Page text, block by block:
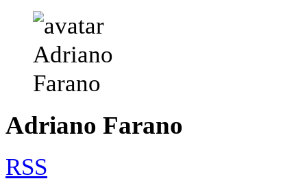
Adriano Farano
RSS